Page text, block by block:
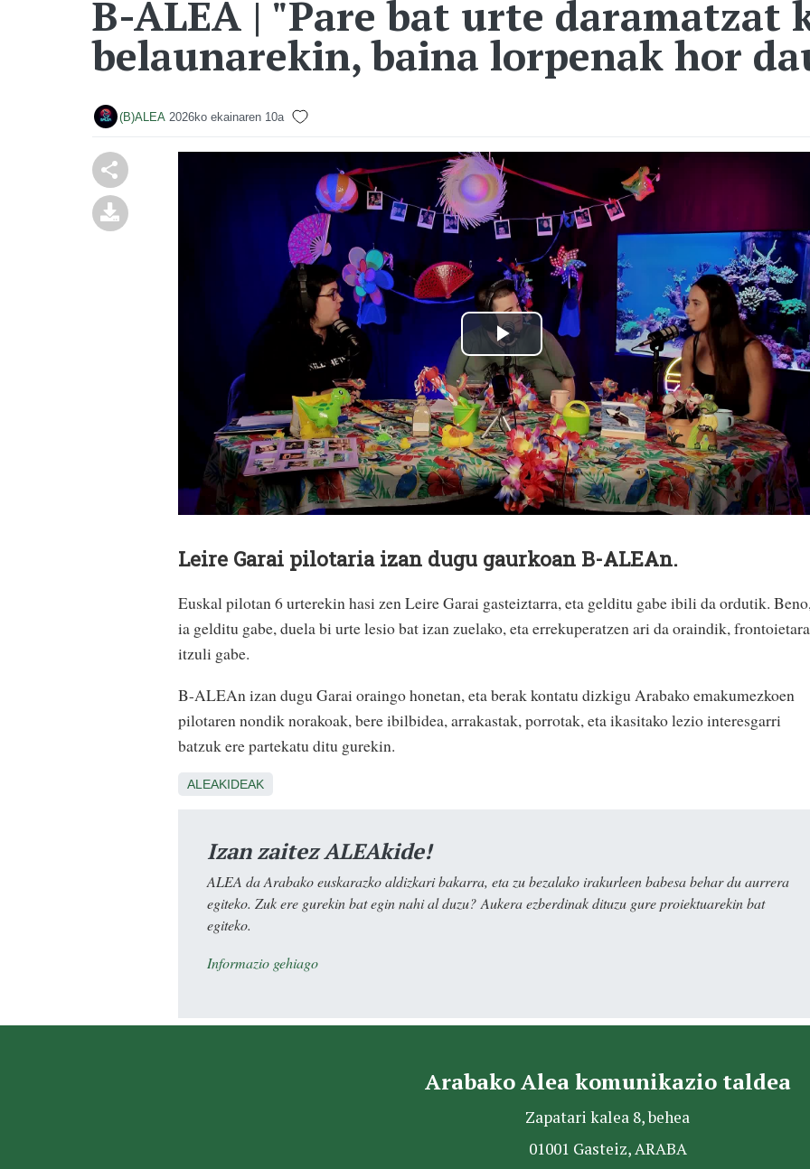
B-ALEA | "Pare bat urte daramatzat
belaunarekin, baina lorpenak hor
(B)ALEA 2026ko ekainaren 10a
Leire Garai pilotaria izan dugu gaurkoan B-ALEAn.
Euskal pilotan 6 urterekin hasi zen Leire Garai gasteiztarra, eta gelditu gabe ibili da ordutik.
ia gelditu gabe, duela bi urte lesio bat izan zuelako, eta errekuperatzen ari da oraindik, frontoietara
itzuli gabe.
B-ALEAn izan dugu Garai oraingo honetan, eta berak kontatu dizkigu Arabako emakumezkoen
pilotaren nondik norakoak, bere ibilbidea, arrakastak, porrotak, eta ikasitako lezio interesgarri
batzuk ere partekatu ditu gurekin.
ALEAKIDEAK
Izan zaitez ALEAkide!
ALEA da Arabako euskarazko aldizkari bakarra, eta zu bezalako irakurleen babesa behar du aurrera
egiteko. Zuk ere gurekin bat egin nahi al duzu? Aukera ezberdinak dituzu gure proiektuarekin bat
egiteko.
Informazio gehiago
Arabako Alea komunikazio taldea
Zapatari kalea 8, behea
01001 Gasteiz, ARABA